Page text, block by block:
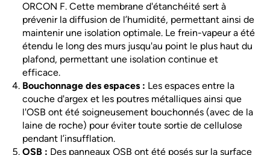
ORCON F. Cette membrane d'étanchéité sert à
prévenir la diffusion de l’humidité, permettant ainsi de
maintenir une isolation optimale. Le frein-vapeur a été
étendu le long des murs jusqu'au point le plus haut du
plafond, permettant une isolation continue et
efficace.
Bouchonnage des espaces : Les espaces entre la
couche d'argex et les poutres métalliques ainsi que
l'OSB ont été soigneusement bouchonnés (avec de la
laine de roche) pour éviter toute sortie de cellulose
pendant l’insufflation.
OSB : Des panneaux OSB ont été posés sur la surface